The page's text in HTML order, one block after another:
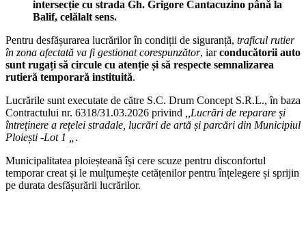
intersecție cu strada Gh. Grigore Cantacuzino până la
Balif, celălalt sens.
Pentru desfășurarea lucrărilor în condiții de siguranță, traficul rutier
în zona afectată va fi gestionat corespunzător, iarconducătorii auto
sunt rugați să circule cu atenție și să respecte semnalizarea
rutieră temporară instituită.
Lucrările sunt executate de către S.C. Drum Concept S.R.L., în baza
Contractului nr. 6318/31.03.2026 privind ,,Lucrări de reparare și
întreținere a rețelei stradale, lucrări de artă și parcări din Municipiul
Ploiești -Lot 1 „.
Municipalitatea ploieșteană își cere scuze pentru disconfortul
temporar creat și le mulțumește cetățenilor pentru înțelegere și sprijin
pe durata desfășurării lucrărilor.